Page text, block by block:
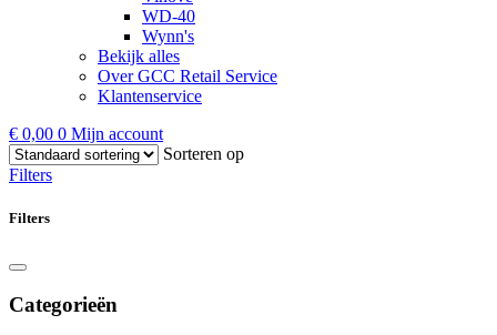
WD-40
Wynn's
Bekijk alles
Over GCC Retail Service
Klantenservice
€ 0,00 0 Mijn account
Sorteren op
Filters
Filters
Categorieën